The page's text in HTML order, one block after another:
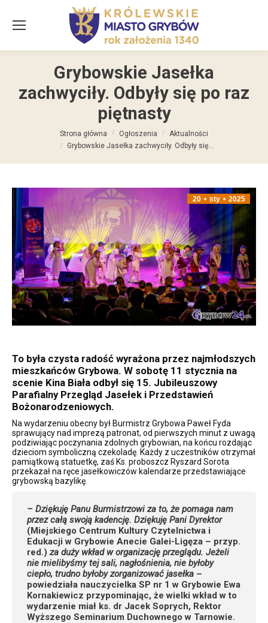
Grybowskie Jasełka
zachwyciły. Odbyły się po raz
piętnasty
Strona główna Ogłoszenia
Aktualności
Grybowskie Jasełka zachwyciły. Odbyły się…
sty
20 2025
To była czysta radość wyrażona przez najmłodszych
mieszkańców Grybowa. W sobotę 11 stycznia na
scenie Kina Biała odbył się 15. Jubileuszowy
Parafialny Przegląd Jasełek i Przedstawień
Bożonarodzeniowych.
Na wydarzeniu obecny był Burmistrz Grybowa Paweł Fyda
sprawujący nad imprezą patronat, od pierwszych minut z uwagą
podziwiając poczynania zdolnych grybowian, na końcu rozdając
dzieciom symboliczną czekoladę. Każdy z uczestników otrzymał
pamiątkową statuetkę, zaś Ks. proboszcz Ryszard Sorota
przekazał na ręce jasełkowiczów kalendarze przedstawiające
grybowską bazylikę.
– Dziękuję Panu Burmistrzowi za to, że pomaga nam
przez całą swoją kadencję. Dziękuję Pani Dyrektor
(Miejskiego Centrum Kultury Czytelnictwa i
Edukacji w Grybowie Anecie Galei-Ligęza – przyp.
red.) za duży wkład w organizację przeglądu. Jeżeli
nie mielibyśmy tej sali, nagłośnienia, nie byłoby
ciepło, trudno byłoby zorganizować jasełka –
powiedziała nauczycielka SP nr 1 w Grybowie Ewa
Kornakiewicz przypominając, że wielki wkład w to
wydarzenie miał ks. dr Jacek Soprych, Rektor
Wyższego Seminarium Duchownego w Tarnowie.